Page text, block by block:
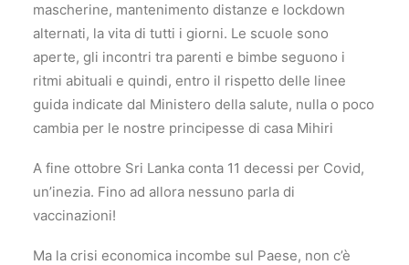
mascherine, mantenimento distanze e lockdown
alternati, la vita di tutti i giorni. Le scuole sono
aperte, gli incontri tra parenti e bimbe seguono i
ritmi abituali e quindi, entro il rispetto delle linee
guida indicate dal Ministero della salute, nulla o poco
cambia per le nostre principesse di casa Mihiri
A fine ottobre Sri Lanka conta 11 decessi per Covid,
un’inezia. Fino ad allora nessuno parla di
vaccinazioni!
Ma la crisi economica incombe sul Paese, non c’è